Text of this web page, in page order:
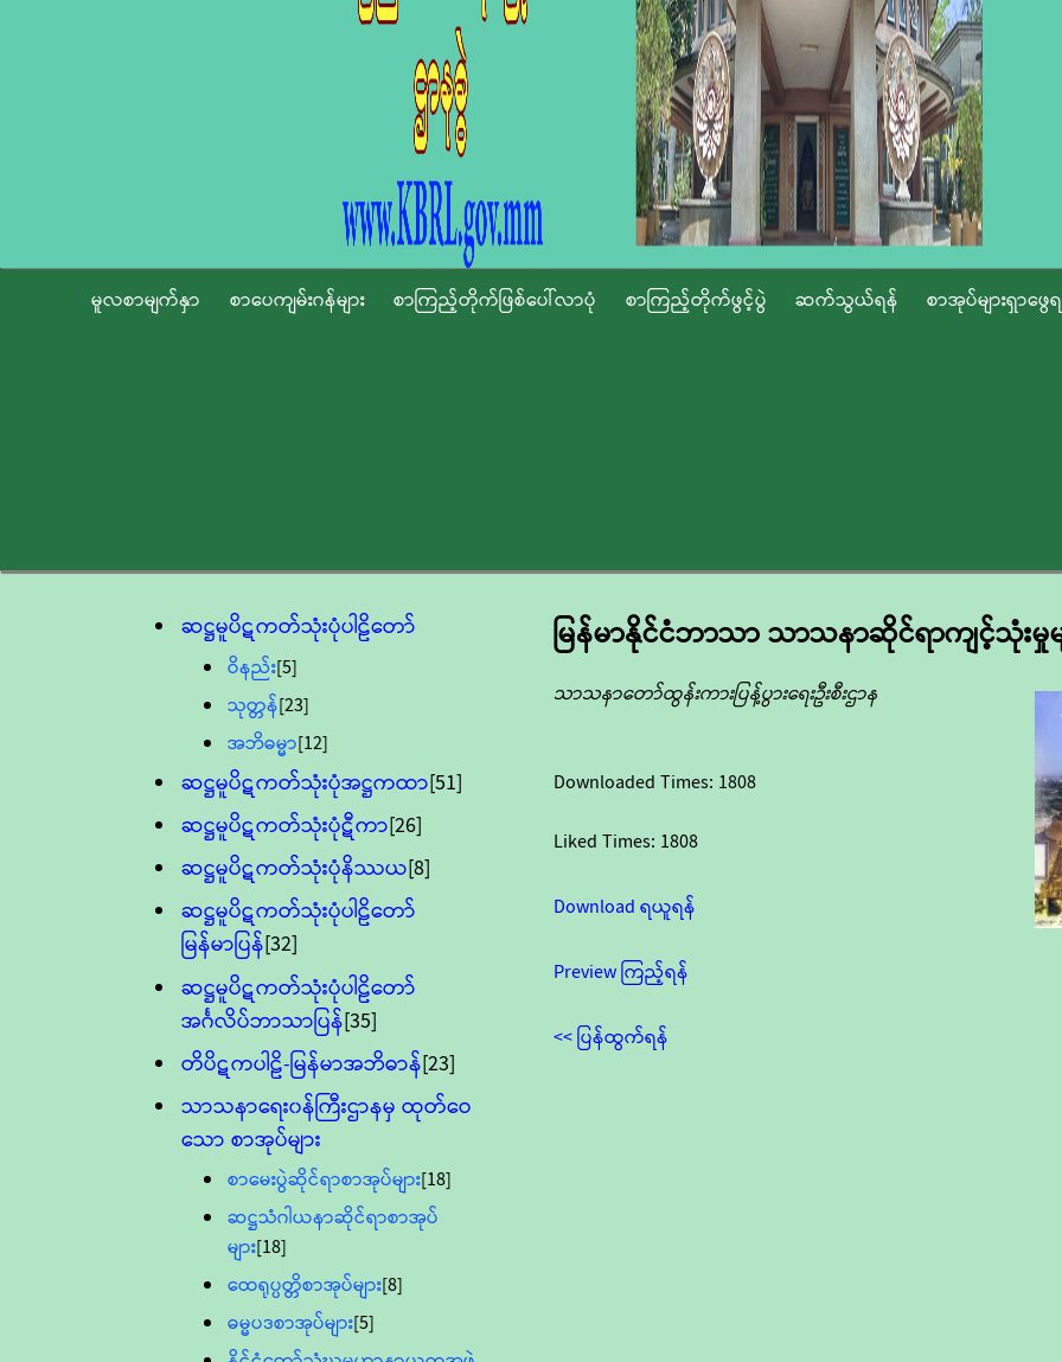
မူလစာမျက်နှာ စာပေကျမ်းဂန်များ စာကြည့်တိုက်ဖြစ်ပေါ်လာပုံ စာကြည့်တိုက်ဖွင့်ပွဲ ဆက်သွယ်ရန် စာအုပ်များရှာဖွေ
ဆဋ္ဌမူပိဋကတ်သုံးပုံပါဠိတော်
ဝိနည်း[5]
သုတ္တန်[23]
အဘိဓမ္မာ[12]
ဆဋ္ဌမူပိဋကတ်သုံးပုံအဋ္ဌကထာ[51]
ဆဋ္ဌမူပိဋကတ်သုံးပုံဋီကာ[26]
ဆဋ္ဌမူပိဋကတ်သုံးပုံနိဿယ[8]
ဆဋ္ဌမူပိဋကတ်သုံးပုံပါဠိတော်
မြန်မာပြန်[32]
ဆဋ္ဌမူပိဋကတ်သုံးပုံပါဠိတော်
အင်္ဂလိပ်ဘာသာပြန်[35]
တိပိဋကပါဠိ-မြန်မာအဘိဓာန်[23]
သာသနာရေး၀န်ကြီးဌာနမှ ထုတ်ဝေ
သော စာအုပ်များ
စာမေးပွဲဆိုင်ရာစာအုပ်များ[18]
ဆဋ္ဌသံဂါယနာဆိုင်ရာစာအုပ်
များ[18]
ထေရုပ္ပတ္တိစာအုပ်များ[8]
ဓမ္မပဒစာအုပ်များ[5]
မြန်မာနိုင်ငံဘာသာ သာသနာဆိုင်ရာကျင့်သုံးမှုမ
သာသနာတော်ထွန်းကားပြန့်ပွားရေးဦးစီးဌာန
Downloaded Times: 1808
Liked Times: 1808
Download ရယူရန်
Preview ကြည့်ရန်
<< ပြန်ထွက်ရန်